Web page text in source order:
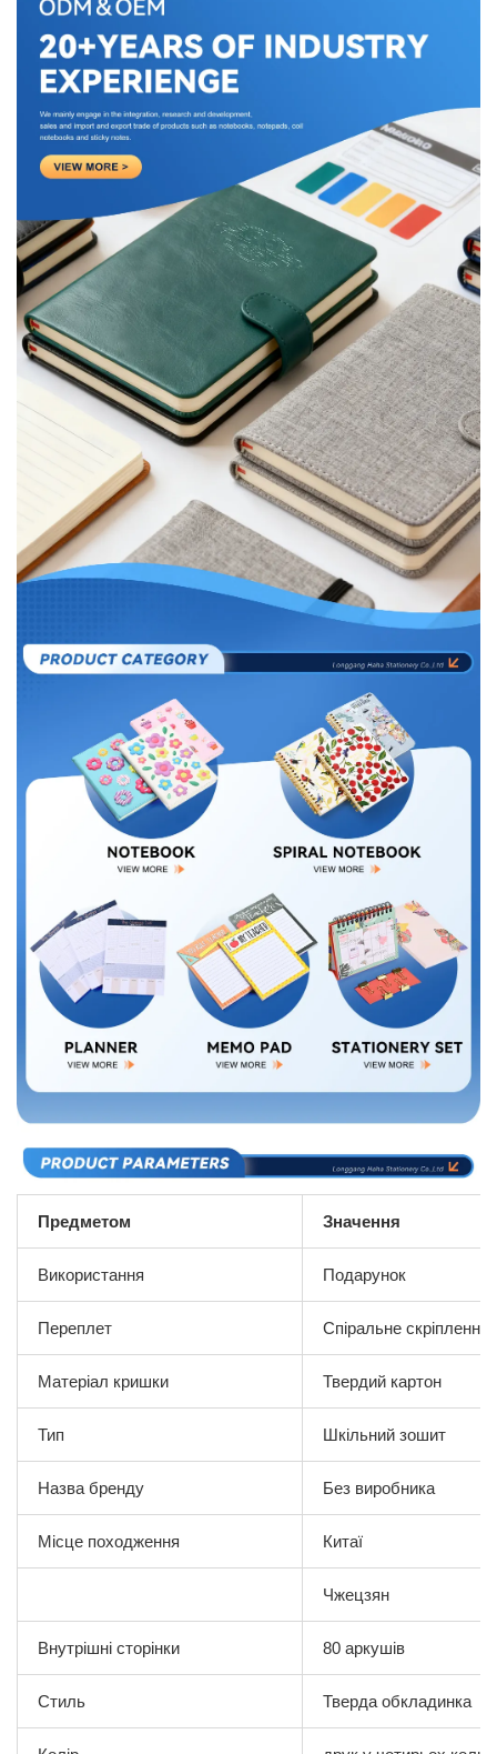
Предметом Значення
Використання Подарунок
Переплет Спіральне скріплення
Матеріал кришки Твердий картон
Тип Шкільний зошит
Назва бренду Без виробника
Місце походження Китаї
Чжецзян
Внутрішні сторінки 80 аркушів
Стиль Тверда обкладинка